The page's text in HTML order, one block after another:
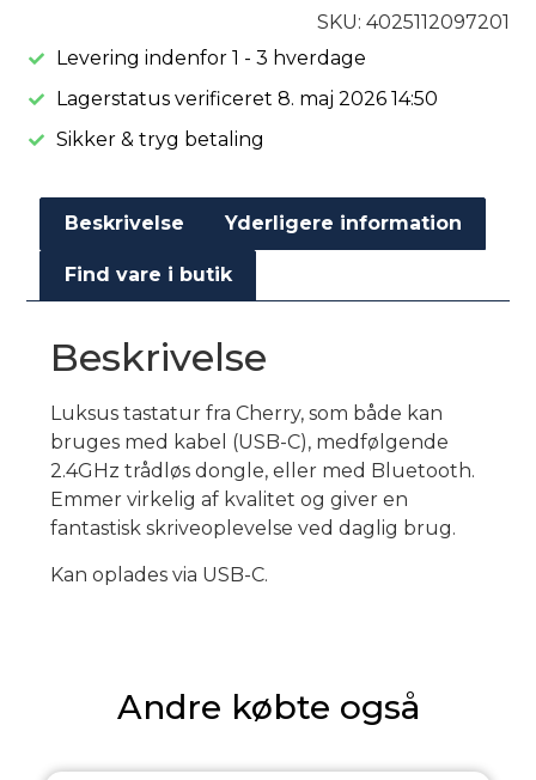
SKU: 4025112097201
Levering indenfor 1 - 3 hverdage
Lagerstatus verificeret 8. maj 2026 14:50
Sikker & tryg betaling
Beskrivelse Yderligere information
Find vare i butik
Beskrivelse
Luksus tastatur fra Cherry, som både kan
bruges med kabel (USB-C), medfølgende
2.4GHz trådløs dongle, eller med Bluetooth.
Emmer virkelig af kvalitet og giver en
fantastisk skriveoplevelse ved daglig brug.
Kan oplades via USB-C.
Andre købte også